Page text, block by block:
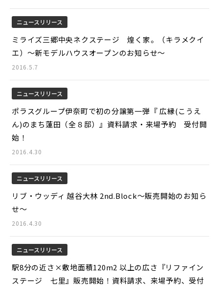
ニュースリリース
ミライズ三郷中央ネクステージ 煌く家。（キラメクイ
エ）～新モデルハウスオープンのお知らせ～
2016.5.7
ニュースリリース
ポラスグループ伊奈町で初の分譲第一弾『 広縁(こうえ
ん)のまち蓮田（全８邸）』資料請求・来場予約 受付開
始！
2016.4.30
ニュースリリース
リブ・ウッディ 越谷大林 2nd.Block～販売開始のお知ら
せ～
2016.4.30
ニュースリリース
駅8分の近さ×敷地面積120m2 以上の広さ『リファイン
ステージ 七里』販売開始！資料請求、来場予約、受付